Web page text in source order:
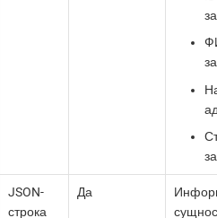
JSON-
строка
Да